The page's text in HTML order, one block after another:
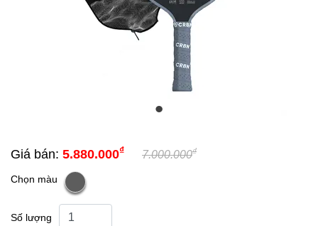
Giá bán: 5.880.000₫ 7.000.000₫
Chọn màu
Số lượng